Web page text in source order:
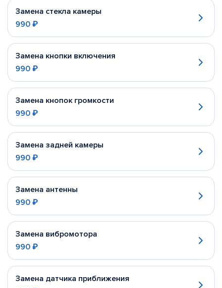
Замена стекла камеры
990 ₽
Замена кнопки включения
990 ₽
Замена кнопок громкости
990 ₽
Замена задней камеры
990 ₽
Замена антенны
990 ₽
Замена вибромотора
990 ₽
Замена датчика приближения